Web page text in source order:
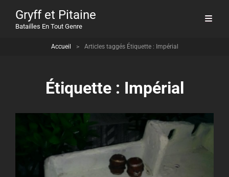
Gryff et Pitaine
Batailles En Tout Genre
Accueil > Articles taggés Étiquette : Impérial
Étiquette : Impérial